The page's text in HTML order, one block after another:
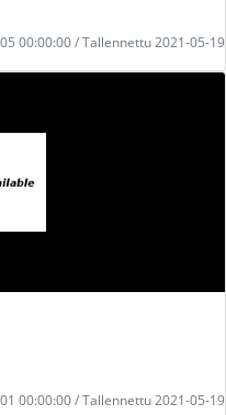
00:00:00 / Tallennettu 2021-05-19
00:00:00 / Tallennettu 2021-05-19